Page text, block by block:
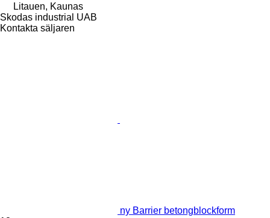
Litauen, Kaunas
Skodas industrial UAB
Kontakta säljaren
ny Barrier betongblockform